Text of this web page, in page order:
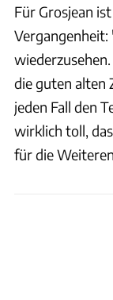
Für Grosjean
Vergangenheit:
die guten alten
jeden Fall den
wirklich toll,
für die